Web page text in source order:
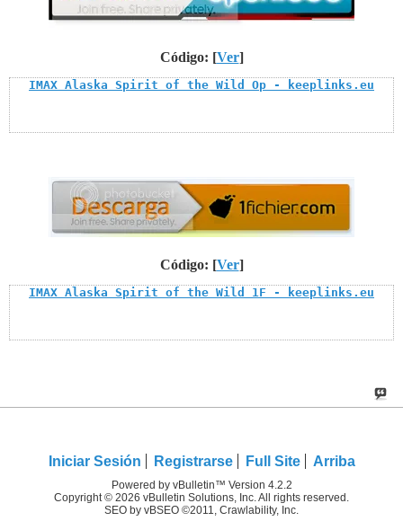
Código: [Ver]
IMAX Alaska Spirit of the Wild Op - keeplinks.eu
Código: [Ver]
IMAX Alaska Spirit of the Wild 1F - keeplinks.eu
Iniciar Sesión Registrarse Full Site Arriba
Powered by vBulletin™ Version 4.2.2
Copyright © 2026 vBulletin Solutions, Inc. All rights reserved.
SEO by vBSEO ©2011, Crawlability, Inc.